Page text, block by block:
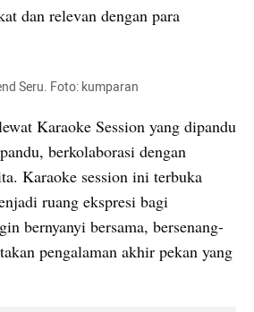
dan relevan dengan para
Seru. Foto: kumparan
Karaoke Session yang dipandu
berkolaborasi dengan
Karaoke session ini terbuka
ruang ekspresi bagi
bernyanyi bersama, bersenang-
pengalaman akhir pekan yang